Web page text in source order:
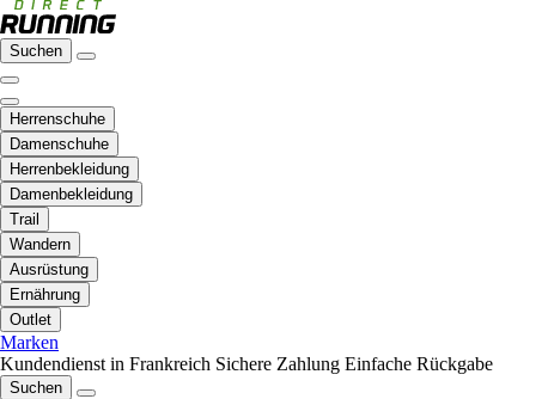
Suchen
Herrenschuhe
Damenschuhe
Herrenbekleidung
Damenbekleidung
Trail
Wandern
Ausrüstung
Ernährung
Outlet
Marken
Kundendienst in Frankreich Sichere Zahlung Einfache Rückgabe
Suchen